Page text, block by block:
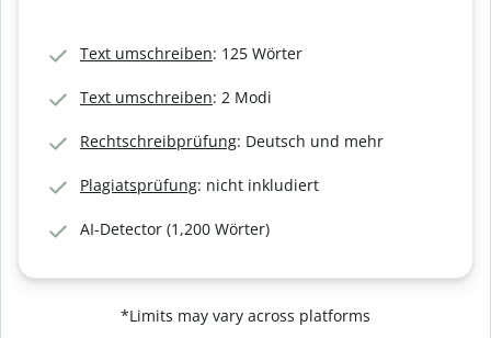
Text umschreiben: 125 Wörter
Text umschreiben: 2 Modi
Rechtschreibprüfung: Deutsch und mehr
Plagiatsprüfung: nicht inkludiert
AI-Detector (1,200 Wörter)
*Limits may vary across platforms